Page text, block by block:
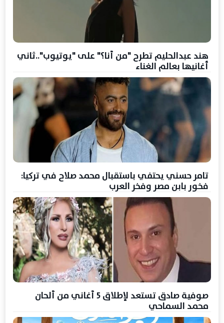
هند عبدالحليم تطرح "من أنا؟" على "يوتيوب"..ثاني
أغانيها بعالم الغناء
تامر حسني يحتفي باستقبال محمد صلاح في تركيا:
فخور بابن مصر وفخر العرب
صوفية صادق تستعد لإطلاق 5 أغاني من ألحان
محمد السماحي